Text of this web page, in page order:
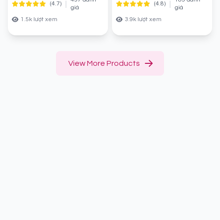
(4.7)
giá
1.5k lượt xem
(4.8)
giá
3.9k lượt xem
View More Products